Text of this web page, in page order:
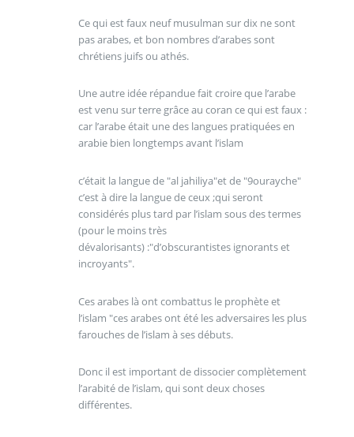
Ce qui est faux neuf musulman sur dix ne sont
pas arabes, et bon nombres d’arabes sont
chrétiens juifs ou athés.
Une autre idée répandue fait croire que l’arabe
est venu sur terre grâce au coran ce qui est faux :
car l’arabe était une des langues pratiquées en
arabie bien longtemps avant l’islam
c’était la langue de "al jahiliya"et de "9ourayche"
c’est à dire la langue de ceux ;qui seront
considérés plus tard par l’islam sous des termes
(pour le moins très
dévalorisants) :"d’obscurantistes ignorants et
incroyants".
Ces arabes là ont combattus le prophète et
l’islam "ces arabes ont été les adversaires les plus
farouches de l’islam à ses débuts.
Donc il est important de dissocier complètement
l’arabité de l’islam, qui sont deux choses
différentes.